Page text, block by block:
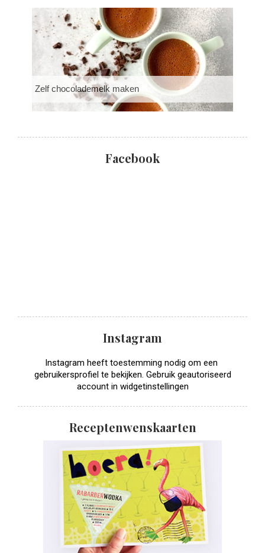
Zelf chocolademelk maken
Facebook
Instagram
Instagram heeft toestemming nodig om een ​​
gebruikersprofiel te bekijken. Gebruik geautoriseerd
account in widgetinstellingen
Receptenwenskaarten